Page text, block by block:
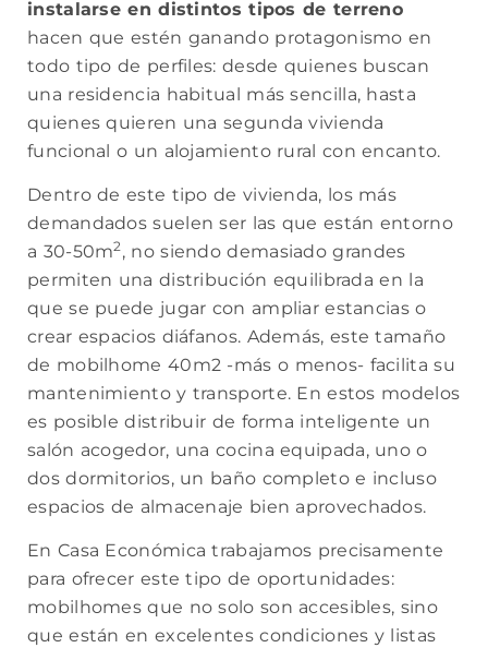
instalarse en distintos tipos de terreno
hacen que estén ganando protagonismo en
todo tipo de perfiles: desde quienes buscan
una residencia habitual más sencilla, hasta
quienes quieren una segunda vivienda
funcional o un alojamiento rural con encanto.
Dentro de este tipo de vivienda, los más
demandados suelen ser las que están entorno
a 30-50m2, no siendo demasiado grandes
permiten una distribución equilibrada en la
que se puede jugar con ampliar estancias o
crear espacios diáfanos. Además, este tamaño
de mobilhome 40m2 -más o menos- facilita su
mantenimiento y transporte. En estos modelos
es posible distribuir de forma inteligente un
salón acogedor, una cocina equipada, uno o
dos dormitorios, un baño completo e incluso
espacios de almacenaje bien aprovechados.
En Casa Económica trabajamos precisamente
para ofrecer este tipo de oportunidades:
mobilhomes que no solo son accesibles, sino
que están en excelentes condiciones y listas